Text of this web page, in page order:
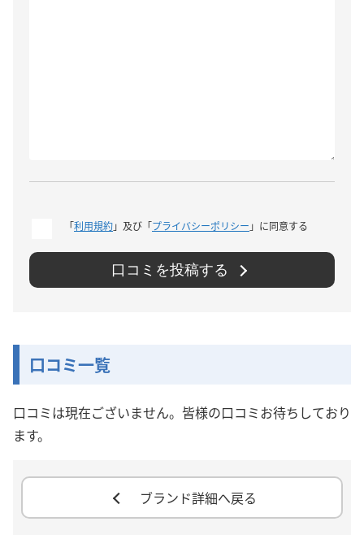
「利用規約」及び「プライバシーポリシー 」に同意する
口コミを投稿する
口コミ一覧
口コミは現在ございません。皆様の口コミお待ちしており
ます。
ブランド詳細へ戻る